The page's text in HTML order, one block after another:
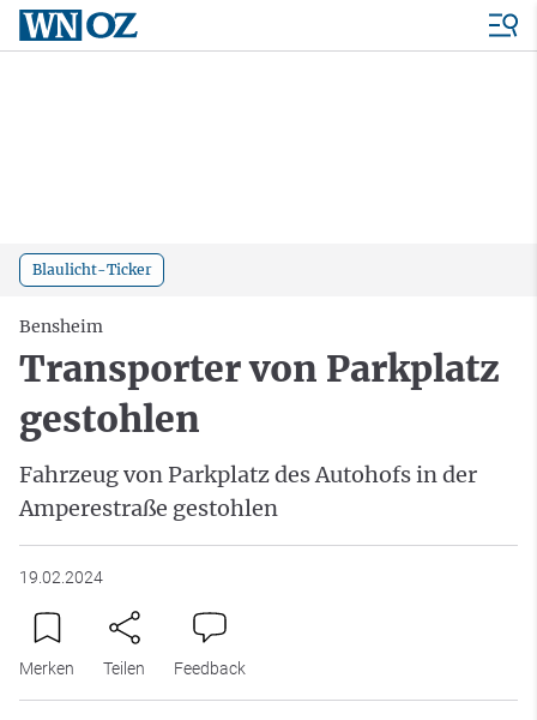
Blaulicht-Ticker
Bensheim
Transporter von Parkplatz
gestohlen
Fahrzeug von Parkplatz des Autohofs in der
Amperestraße gestohlen
19.02.2024
Merken Teilen Feedback